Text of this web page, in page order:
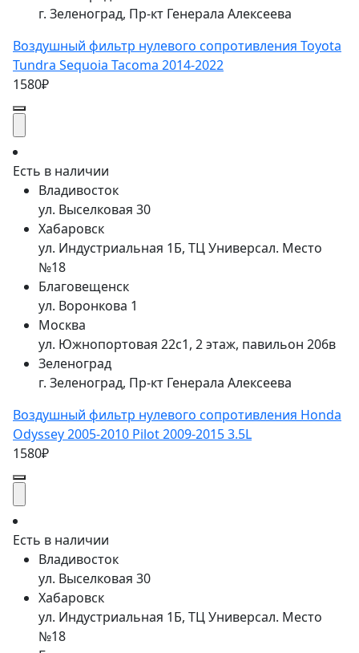
г. Зеленоград, Пр-кт Генерала Алексеева
Воздушный фильтр нулевого сопротивления Toyota
Tundra Sequoia Tacoma 2014-2022
1580₽
Есть в наличии
Владивосток
ул. Выселковая 30
Хабаровск
ул. Индустриальная 1Б, ТЦ Универсал. Место
№18
Благовещенск
ул. Воронкова 1
Москва
ул. Южнопортовая 22с1, 2 этаж, павильон 206в
Зеленоград
г. Зеленоград, Пр-кт Генерала Алексеева
Воздушный фильтр нулевого сопротивления Honda
Odyssey 2005-2010 Pilot 2009-2015 3.5L
1580₽
Есть в наличии
Владивосток
ул. Выселковая 30
Хабаровск
ул. Индустриальная 1Б, ТЦ Универсал. Место
№18